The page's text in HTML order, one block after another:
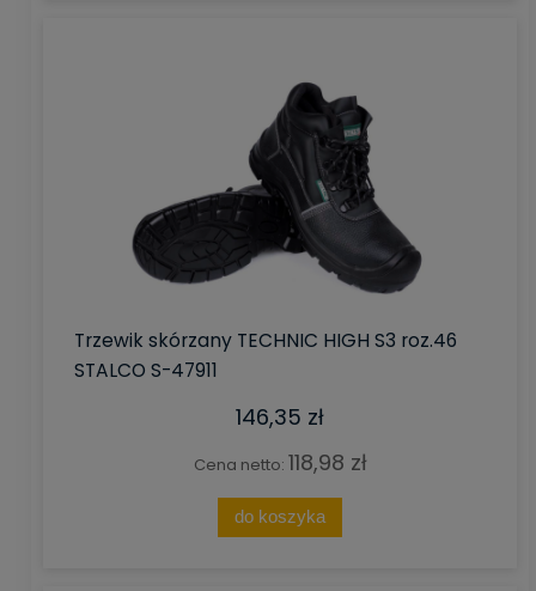
Trzewik skórzany TECHNIC HIGH S3 roz.46
STALCO S-47911
146,35 zł
Cena netto: 118,98 zł
do koszyka